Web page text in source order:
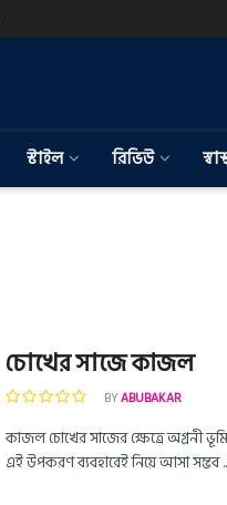
স্টাইল রিভিউ
চোখের সাজে কাজল
BYABUBAKAR
কাজল চোখের সাজের ক্ষেত্রে অগ্রনী
এই উপকরণ ব্যবহারেই নিয়ে আসা সম্ভব